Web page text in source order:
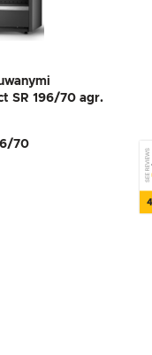
SR 196/70 agr.
70
SEE REVIEWS